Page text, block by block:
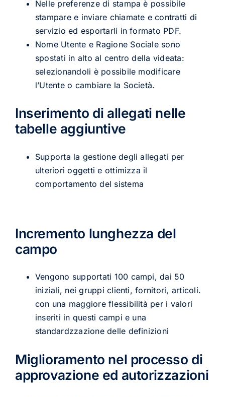
Nelle preferenze di stampa è possibile
stampare e inviare chiamate e contratti di
servizio ed esportarli in formato PDF.
Nome Utente e Ragione Sociale sono
spostati in alto al centro della videata:
selezionandoli è possibile modificare
l’Utente o cambiare la Società.
Inserimento di allegati nelle
tabelle aggiuntive
Supporta la gestione degli allegati per
ulteriori oggetti e ottimizza il
comportamento del sistema
Incremento lunghezza del
campo
Vengono supportati 100 campi, dai 50
iniziali, nei gruppi clienti, fornitori, articoli.
con una maggiore flessibilità per i valori
inseriti in questi campi e una
standardzzazione delle definizioni
Miglioramento nel processo di
approvazione ed autorizzazioni